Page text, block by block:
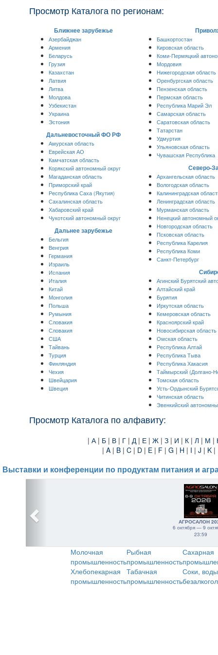
Просмотр Каталога по регионам:
Ближнее зарубежье
Азербайджан
Армения
Беларусь
Грузия
Казахстан
Латвия
Литва
Молдова
Узбекистан
Украина
Эстония
Дальневосточный ФО РФ
Амурская область
Еврейская АО
Камчатская область
Корякский автономный округ
Магаданская область
Приморский край
Республика Саха (Якутия)
Сахалинская область
Хабаровский край
Чукотский автономный округ
Дальнее зарубежье
Бельгия
Венгрия
Германия
Израиль
Испания
Италия
Китай
Монголия
Польша
Румыния
Словакия
Словакия
США
Тайвань
Турция
Финляндия
Чехия
Швейцария
Швеция
Башкортостан
Кировская область
Коми-Пермяцкий
Мордовия
Нижегородская область
Оренбургская область
Пензенская область
Пермская область
Республика Марий Эл
Самарская область
Саратовская область
Татарстан
Удмуртия
Ульяновская область
Чувашская Республика
Северо-
Архангельская область
Вологодская область
Калининградская
Ленинградская область
Мурманская область
Ненецкий автономный
Новгородская область
Псковская область
Республика Карелия
Республика Коми
Санкт-Петербург
Агинский Бурятский
Алтайский край
Бурятия
Иркутская область
Кемеровская область
Красноярский край
Новосибирская область
Омская область
Республика Алтай
Республика Тыва
Республика Хакасия
Таймырский (Долгано-
Томская область
Усть-Ордынский
Читинская область
Эвенкийский
Просмотр Каталога по алфавиту:
| А| Б | В | Г | Д| Е | Ж | З | И | К | Л | М |
| A| B| C| D| E| F| G | H | I | J | K|
Выставки и конференции по продуктам питания и
АГРОСАЛОН
6 октября — 9
23:59
Молочная
промышленность
Рыбная
промышленность
Сахарная
Хлебопекарная
промышленность
Табачная
промышленность
Соки,